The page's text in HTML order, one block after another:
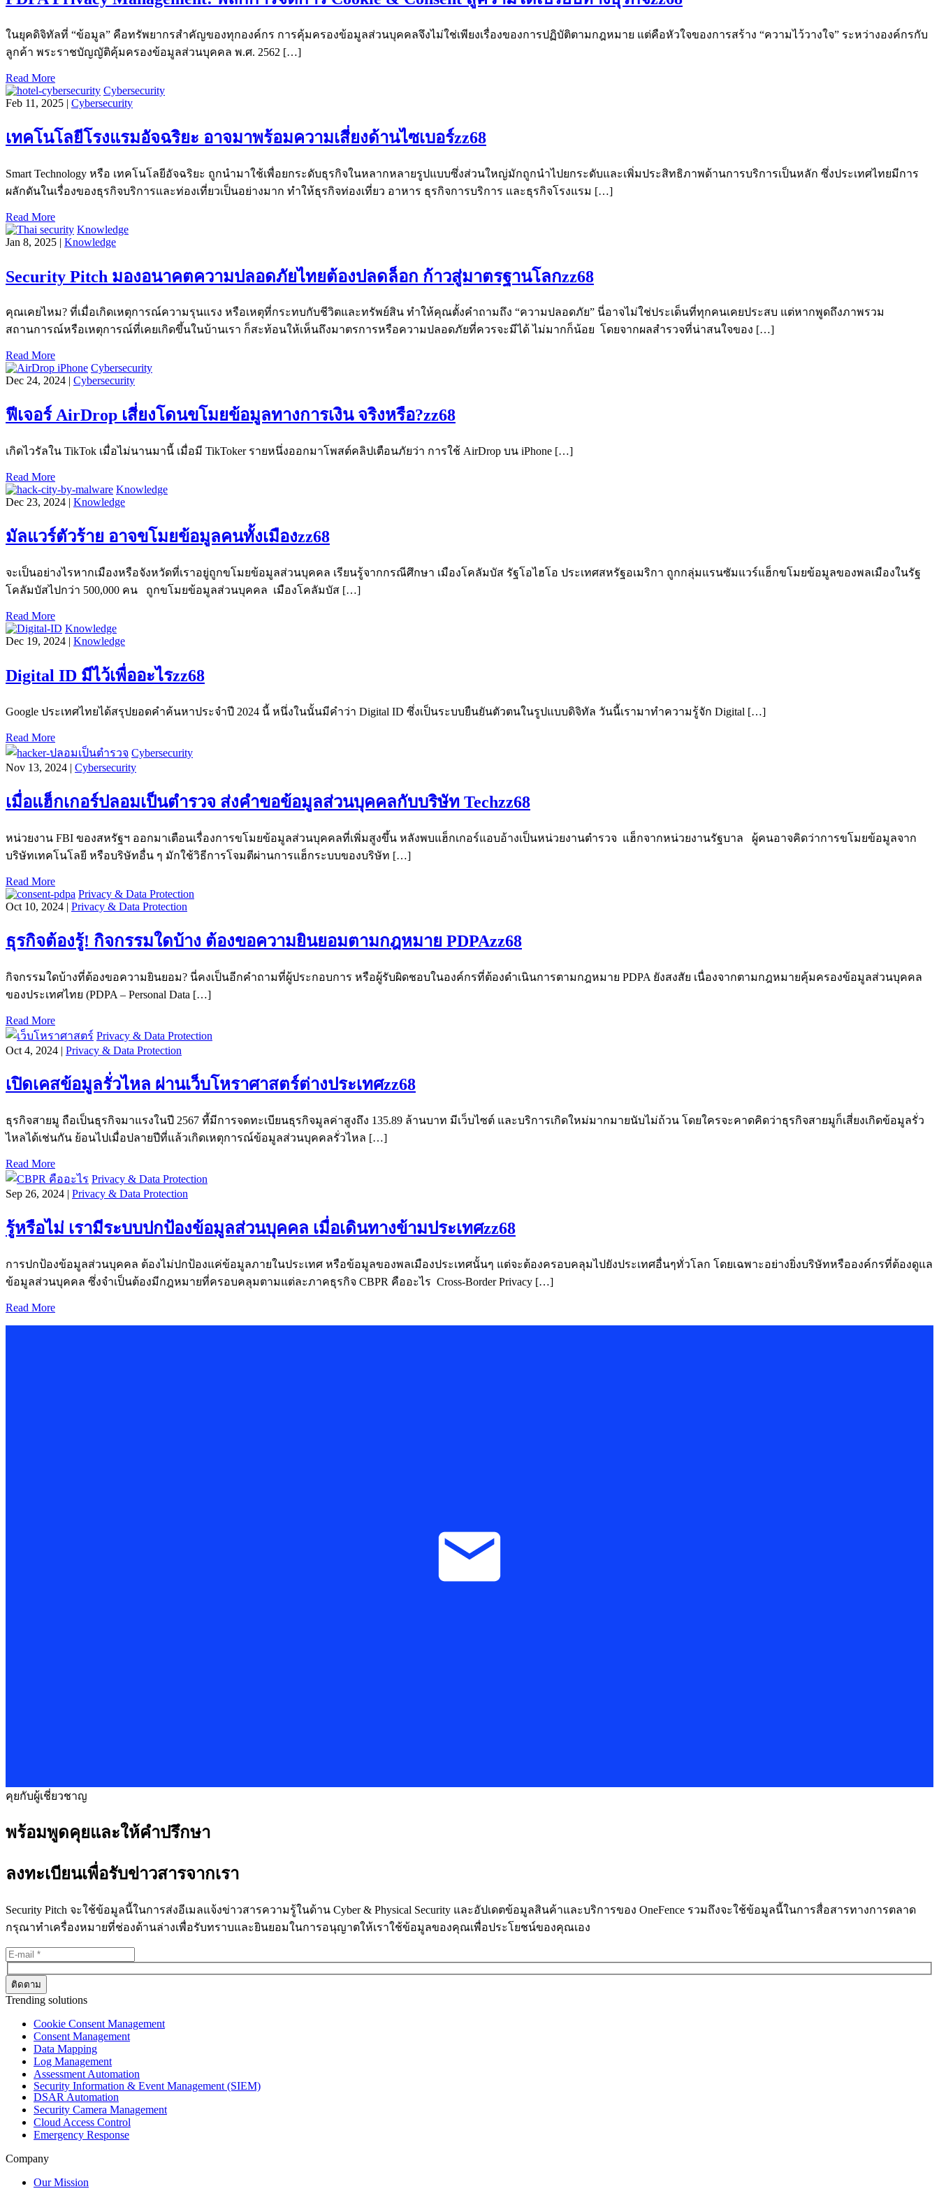
ในยุคดิจิทัลที่ “ข้อมูล” คือทรัพยากรสำคัญของทุกองค์กร การคุ้มครองข้อมูลส่วนบุคคลจึงไม่ใช่เพียงเรื่องของการปฏิบัติตามกฎหมาย แต่คือหัวใจของการสร้าง “ความไว้วางใจ” ระหว่างองค์กรกับ
ลูกค้า พระราชบัญญัติคุ้มครองข้อมูลส่วนบุคคล พ.ศ. 2562 […]
Read More
Cybersecurity
Feb 11, 2025 | Cybersecurity
เทคโนโลยีโรงแรมอัจฉริยะ อาจมาพร้อมความเสี่ยงด้านไซเบอร์zz68
Smart Technology หรือ เทคโนโลยีอัจฉริยะ ถูกนำมาใช้เพื่อยกระดับธุรกิจในหลากหลายรูปแบบซึ่งส่วนใหญ่มักถูกนำไปยกระดับและเพิ่มประสิทธิภาพด้านการบริการเป็นหลัก ซึ่งประเทศไทยมีการ
ผลักดันในเรื่องของธุรกิจบริการและท่องเที่ยวเป็นอย่างมาก ทำให้ธุรกิจท่องเที่ยว อาหาร ธุรกิจการบริการ และธุรกิจโรงแรม […]
Read More
Knowledge
Jan 8, 2025 | Knowledge
Security Pitch มองอนาคตความปลอดภัยไทยต้องปลดล็อก ก้าวสู่มาตรฐานโลกzz68
คุณเคยไหม? ที่เมื่อเกิดเหตุการณ์ความรุนแรง หรือเหตุที่กระทบกับชีวิตและทรัพย์สิน ทำให้คุณตั้งคำถามถึง “ความปลอดภัย” นี่อาจไม่ใช่ประเด็นที่ทุกคนเคยประสบ แต่หากพูดถึงภาพรวม
สถานการณ์หรือเหตุการณ์ที่เคยเกิดขึ้นในบ้านเรา ก็สะท้อนให้เห็นถึงมาตรการหรือความปลอดภัยที่ควรจะมีได้ ไม่มากก็น้อย โดยจากผลสำรวจที่น่าสนใจของ […]
Read More
Cybersecurity
Dec 24, 2024 | Cybersecurity
ฟีเจอร์ AirDrop เสี่ยงโดนขโมยข้อมูลทางการเงิน จริงหรือ?zz68
เกิดไวรัลใน TikTok เมื่อไม่นานมานี้ เมื่อมี TikToker รายหนึ่งออกมาโพสต์คลิปเตือนภัยว่า การใช้ AirDrop บน iPhone […]
Read More
Knowledge
Dec 23, 2024 | Knowledge
มัลแวร์ตัวร้าย อาจขโมยข้อมูลคนทั้งเมืองzz68
จะเป็นอย่างไรหากเมืองหรือจังหวัดที่เราอยู่ถูกขโมยข้อมูลส่วนบุคคล เรียนรู้จากกรณีศึกษา เมืองโคลัมบัส รัฐโอไฮโอ ประเทศสหรัฐอเมริกา ถูกกลุ่มแรนซัมแวร์แฮ็กขโมยข้อมูลของพลเมืองในรัฐ
โคลัมบัสไปกว่า 500,000 คน ถูกขโมยข้อมูลส่วนบุคคล เมืองโคลัมบัส […]
Read More
Knowledge
Dec 19, 2024 | Knowledge
Digital ID มีไว้เพื่ออะไรzz68
Google ประเทศไทยได้สรุปยอดคำค้นหาประจำปี 2024 นี้ หนึ่งในนั้นมีคำว่า Digital ID ซึ่งเป็นระบบยืนยันตัวตนในรูปแบบดิจิทัล วันนี้เรามาทำความรู้จัก Digital […]
Read More
Cybersecurity
Nov 13, 2024 | Cybersecurity
เมื่อแฮ็กเกอร์ปลอมเป็นตำรวจ ส่งคำขอข้อมูลส่วนบุคคลกับบริษัท Techzz68
หน่วยงาน FBI ของสหรัฐฯ ออกมาเตือนเรื่องการขโมยข้อมูลส่วนบุคคลที่เพิ่มสูงขึ้น หลังพบแฮ็กเกอร์แอบอ้างเป็นหน่วยงานตำรวจ แฮ็กจากหน่วยงานรัฐบาล ผู้คนอาจคิดว่าการขโมยข้อมูลจาก
บริษัทเทคโนโลยี หรือบริษัทอื่น ๆ มักใช้วิธีการโจมตีผ่านการแฮ็กระบบของบริษัท […]
Read More
Privacy & Data Protection
Oct 10, 2024 | Privacy & Data Protection
ธุรกิจต้องรู้! กิจกรรมใดบ้าง ต้องขอความยินยอมตามกฎหมาย PDPAzz68
กิจกรรมใดบ้างที่ต้องขอความยินยอม? นี่คงเป็นอีกคำถามที่ผู้ประกอบการ หรือผู้รับผิดชอบในองค์กรที่ต้องดำเนินการตามกฎหมาย PDPA ยังสงสัย เนื่องจากตามกฎหมายคุ้มครองข้อมูลส่วนบุคคล
ของประเทศไทย (PDPA – Personal Data […]
Read More
Privacy & Data Protection
Oct 4, 2024 | Privacy & Data Protection
เปิดเคสข้อมูลรั่วไหล ผ่านเว็บโหราศาสตร์ต่างประเทศzz68
ธุรกิจสายมู ถือเป็นธุรกิจมาแรงในปี 2567 ที้มีการจดทะเบียนธุรกิจมูลค่าสูงถึง 135.89 ล้านบาท มีเว็บไซต์ และบริการเกิดใหม่มากมายนับไม่ถ้วน โดยใครจะคาดคิดว่าธุรกิจสายมูก็เสี่ยงเกิดข้อมูลรั่ว
ไหลได้เช่นกัน ย้อนไปเมื่อปลายปีที่แล้วเกิดเหตุการณ์ข้อมูลส่วนบุคคลรั่วไหล […]
Read More
Privacy & Data Protection
Sep 26, 2024 | Privacy & Data Protection
รู้หรือไม่ เรามีระบบปกป้องข้อมูลส่วนบุคคล เมื่อเดินทางข้ามประเทศzz68
การปกป้องข้อมูลส่วนบุคคล ต้องไม่ปกป้องแค่ข้อมูลภายในประเทศ หรือข้อมูลของพลเมืองประเทศนั้นๆ แต่จะต้องครอบคลุมไปยังประเทศอื่นๆทั่วโลก โดยเฉพาะอย่างยิ่งบริษัทหรือองค์กรที่ต้องดูแล
ข้อมูลส่วนบุคคล ซึ่งจำเป็นต้องมีกฎหมายที่ครอบคลุมตามแต่ละภาคธุรกิจ CBPR คืออะไร Cross-Border Privacy […]
Read More
คุยกับผู้เชี่ยวชาญ
พร้อมพูดคุยและให้คำปรึกษา
ลงทะเบียนเพื่อรับข่าวสารจากเรา
Security Pitch จะใช้ข้อมูลนี้ในการส่งอีเมลแจ้งข่าวสารความรู้ในด้าน Cyber & Physical Security และอัปเดตข้อมูลสินค้าและบริการของ OneFence รวมถึงจะใช้ข้อมูลนี้ในการสื่อสารทางการตลาด
กรุณาทำเครื่องหมายที่ช่องด้านล่างเพื่อรับทราบและยินยอมในการอนุญาตให้เราใช้ข้อมูลของคุณเพื่อประโยชน์ของคุณเอง
Trending solutions
Cookie Consent Management
Consent Management
Data Mapping
Log Management
Assessment Automation
Security Information & Event Management (SIEM)
DSAR Automation
Security Camera Management
Cloud Access Control
Emergency Response
Company
Our Mission